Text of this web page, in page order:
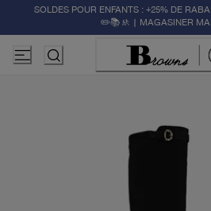
SOLDES POUR ENFANTS : +25% DE
✏️📚🚸 | MAGASINER